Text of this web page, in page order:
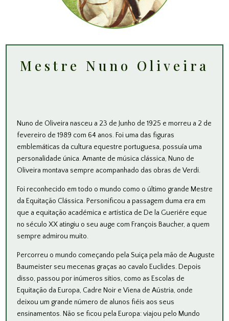
Mestre Nuno Oliveira
Nuno de Oliveira nasceu a 23 de Junho de 1925 e morreu a 2 de
fevereiro de 1989 com 64 anos. Foi uma das figuras
emblemáticas da cultura equestre portuguesa, possuía uma
personalidade única. Amante de música clássica, Nuno de
Oliveira montava sempre acompanhado das obras de Verdi.
Foi reconhecido em todo o mundo como o último grande Mestre
da Equitação Clássica. Personificou a passagem duma era em
que a equitação académica e artística de De la Gueriére eque
no século XX atingiu o seu auge com François Baucher, a quem
sempre admirou muito.
Percorreu o mundo começando pela Suiça pela mão de Auguste
Baumeister seu mecenas graças ao cavalo Euclides. Depois
disso, passou por inúmeros sítios, como as Escolas de
Equitação da Europa, Cadre Noir e Viena de Aústria, onde
deixou um grande número de alunos fiéis aos seus
ensinamentos. Não se ficou pela Europa: viajou pelo Mundo